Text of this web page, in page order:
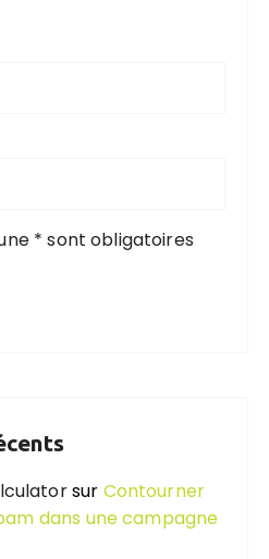
* sont obligatoires
sur Contourner
dans une campagne